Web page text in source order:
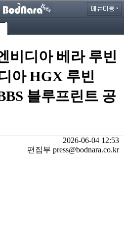
비디아 베라 루빈
아 HGX 루빈
블루프린트 공
2026-06-04 12:53
편집부 press@bodnara.co.kr